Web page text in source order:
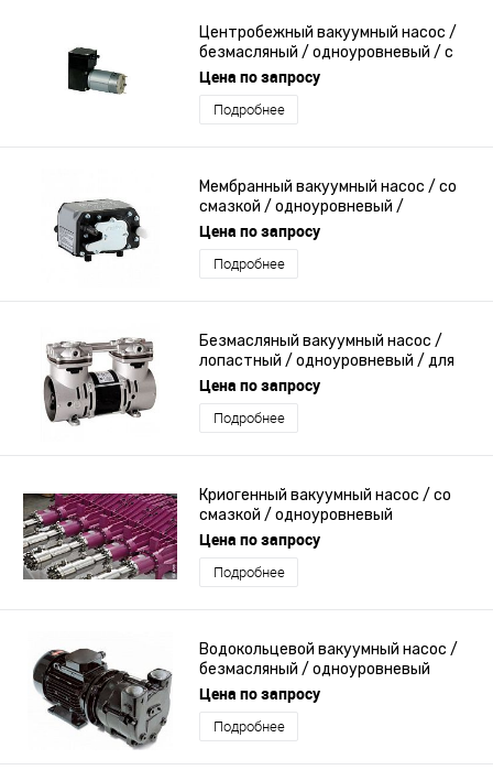
Центробежный вакуумный насос /
безмасляный / одноуровневый / с
низким потреблением
электроэнергии
Цена по запросу
Подробнее
Мембранный вакуумный насос / со
смазкой / одноуровневый /
компактный
Цена по запросу
Подробнее
Безмасляный вакуумный насос /
лопастный / одноуровневый / для
использования в медицине
Цена по запросу
Подробнее
Криогенный вакуумный насос / со
смазкой / одноуровневый
Цена по запросу
Подробнее
Водокольцевой вакуумный насос /
безмасляный / одноуровневый
Цена по запросу
Подробнее